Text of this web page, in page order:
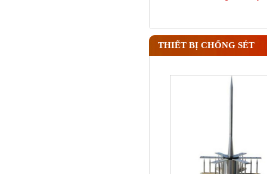
THIẾT BỊ CHỐNG SÉT